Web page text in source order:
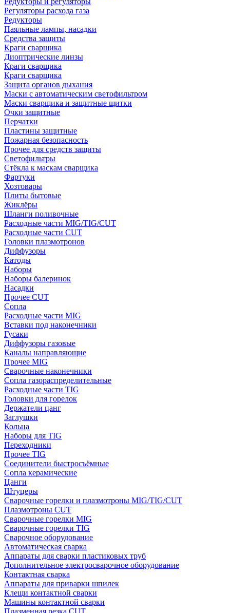
Регуляторы расхода газа
Редукторы
Паяльные лампы, насадки
Средства защиты
Краги сварщика
Диоптрические линзы
Краги сварщика
Краги сварщика
Защита органов дыхания
Маски с автоматическим светофильтром
Маски сварщика и защитные щитки
Очки защитные
Перчатки
Пластины защитные
Пожарная безопасность
Прочее для средств защиты
Светофильтры
Стёкла к маскам сварщика
Фартуки
Хозтовары
Плиты бытовые
Жиклёры
Шланги поливочные
Расходные части MIG/TIG/CUT
Расходные части CUT
Головки плазмотронов
Диффузоры
Катоды
Наборы
Наборы балеринок
Насадки
Прочее CUT
Сопла
Расходные части MIG
Вставки под наконечники
Гусаки
Диффузоры газовые
Каналы направляющие
Прочее MIG
Сварочные наконечники
Сопла газораспределительные
Расходные части TIG
Головки для горелок
Держатели цанг
Заглушки
Кольца
Наборы для TIG
Переходники
Прочее TIG
Соединители быстросъёмные
Сопла керамические
Цанги
Штуцеры
Сварочные горелки и плазмотроны MIG/TIG/CUT
Плазмотроны CUT
Сварочные горелки MIG
Сварочные горелки TIG
Сварочное оборудование
Автоматическая сварка
Аппараты для сварки пластиковых труб
Дополнительное электросварочное оборудование
Контактная сварка
Аппараты для приварки шпилек
Клещи контактной сварки
Машины контактной сварки
Плазменная резка CUT